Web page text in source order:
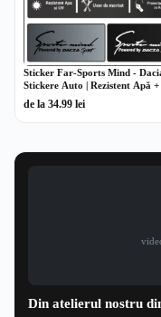
Sticker Far-Sports Mind -
Stickere Auto | Rezistent Apă
de la 34.99 lei
Din atelierul nostru